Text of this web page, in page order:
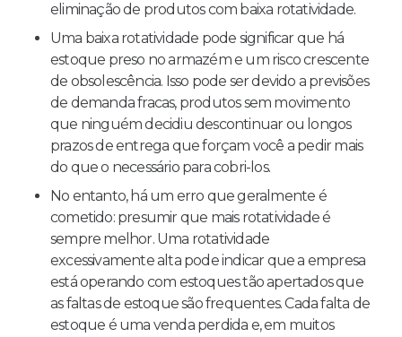
eliminação de produtos com baixa rotatividade.
Uma baixa rotatividade pode significar que há
estoque preso no armazém e um risco crescente
de obsolescência. Isso pode ser devido a previsões
de demanda fracas, produtos sem movimento
que ninguém decidiu descontinuar ou longos
prazos de entrega que forçam você a pedir mais
do que o necessário para cobri-los.
No entanto, há um erro que geralmente é
cometido: presumir que mais rotatividade é
sempre melhor. Uma rotatividade
excessivamente alta pode indicar que a empresa
está operando com estoques tão apertados que
as faltas de estoque são frequentes. Cada falta de
estoque é uma venda perdida e, em muitos